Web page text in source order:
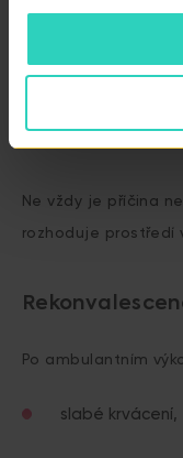
před zahájením
po
po jednom či
Ne vždy je příčina
rozhoduje prostředí
Po ambulantním
slabé krvácení,